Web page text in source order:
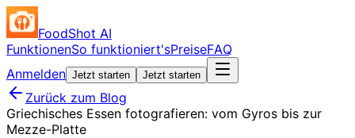
FoodShot AI
FunktionenSo funktioniert'sPreiseFAQ
Anmelden Jetzt starten Jetzt starten
Zurück zum Blog
Griechisches Essen fotografieren: vom Gyros bis zur
Mezze-Platte